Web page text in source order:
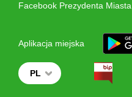
Facebook Prezydenta Miasta
Aplikacja miejska
PL